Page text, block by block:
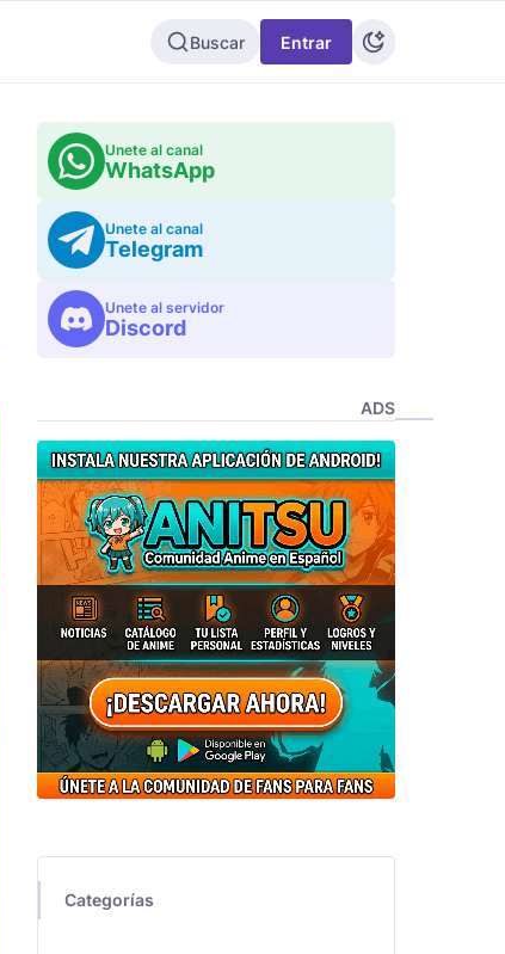
Buscar Entrar
Unete al canal
WhatsApp
Unete al canal
Telegram
Unete al servidor
Discord
ADS
Categorías